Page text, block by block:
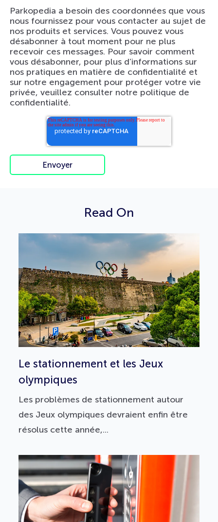
Parkopedia a besoin des coordonnées que vous
nous fournissez pour vous contacter au sujet de
nos produits et services. Vous pouvez vous
désabonner à tout moment pour ne plus
recevoir ces messages. Pour savoir comment
vous désabonner, pour plus d’informations sur
nos pratiques en matière de confidentialité et
sur notre engagement pour protéger votre vie
privée, veuillez consulter notre politique de
confidentialité.
Read On
Le stationnement et les Jeux
olympiques
Les problèmes de stationnement autour
des Jeux olympiques devraient enfin être
résolus cette année,...